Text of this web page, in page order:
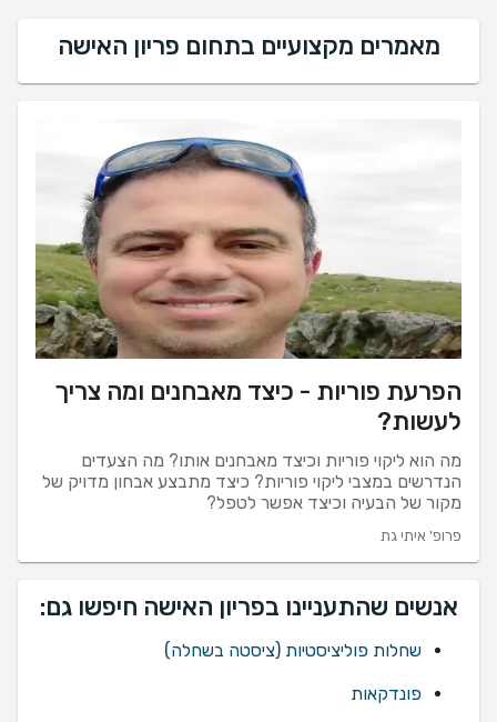
מאמרים מקצועיים בתחום פריון האישה
הפרעת פוריות - כיצד מאבחנים ומה צריך
לעשות?
מה הוא ליקוי פוריות וכיצד מאבחנים אותו? מה הצעדים
הנדרשים במצבי ליקוי פוריות? כיצד מתבצע אבחון מדויק של
מקור של הבעיה וכיצד אפשר לטפל?
פרופ' איתי גת
אנשים שהתעניינו בפריון האישה חיפשו גם:
שחלות פוליציסטיות (ציסטה בשחלה)
פונדקאות